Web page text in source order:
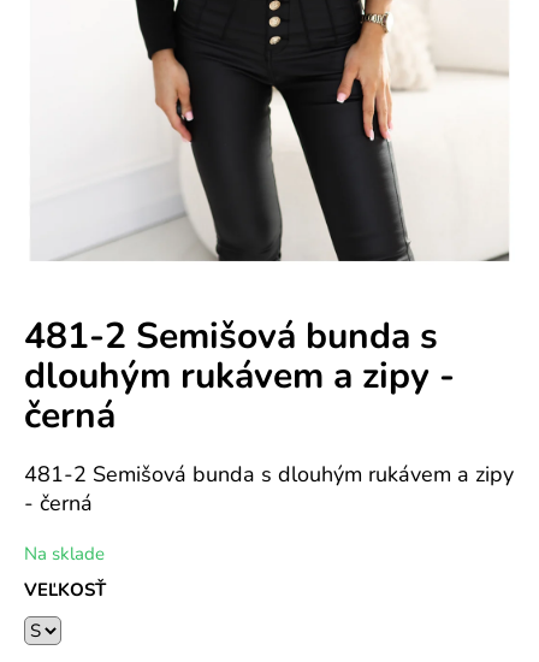
481-2 Semišová bunda s
dlouhým rukávem a zipy -
černá
481-2 Semišová bunda s dlouhým rukávem a zipy
- černá
VEĽKOSŤ
Na sklade
?
HĽADAŤ
O
d
p
o
r
ú
č